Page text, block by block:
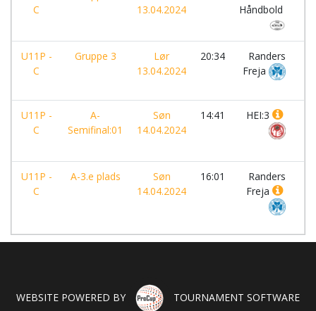
C
13.04.2024
Håndbold
U11P -
C
Gruppe 3
Lør
13.04.2024
20:34
Randers
Freja
U11P -
C
A-
Semifinal:01
Søn
14.04.2024
14:41 HEI:3
U11P -
C
A-3.e plads
Søn
14.04.2024
16:01
Randers
Freja
WEBSITE POWERED BY TOURNAMENT SOFTWARE